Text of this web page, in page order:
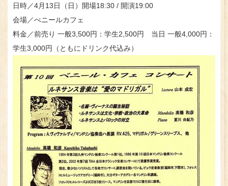
日時／4月13日（日）開場18:30 / 開演19:00
会場／べニールカフェ
料金／前売り 一般3,500円：学生2,500円 当日 一般4,000円：
学生3,000円（ともにドリンク代込み）